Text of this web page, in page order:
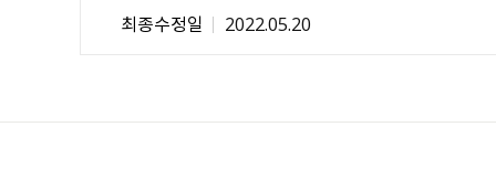
최종수정일 2022.05.20